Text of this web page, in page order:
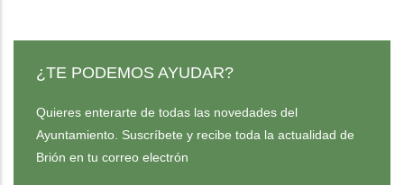
¿TE PODEMOS AYUDAR?
Quieres enterarte de todas las novedades del
Ayuntamiento. Suscríbete y recibe toda la actualidad de
Brión en tu correo electrón